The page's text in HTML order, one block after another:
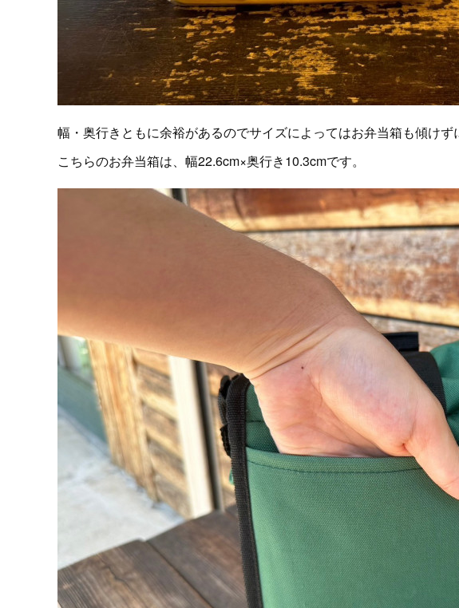
幅・奥行きともに余裕があるのでサイズによってはお弁当箱も傾けず
こちらのお弁当箱は、幅22.6cm×奥行き10.3cmです。